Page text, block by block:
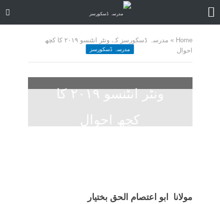
Home
»
مدرسہ ڈسکورسز کے ونٹر انٹنسو ۲٠۱۹ کا کچھ
احوال
مدرسہ ڈسکورسز
ونٹر انٹنسو ۲٠۱۹ کا
کچھ احوال
مولانا ابو اعتصام الحق بختیار